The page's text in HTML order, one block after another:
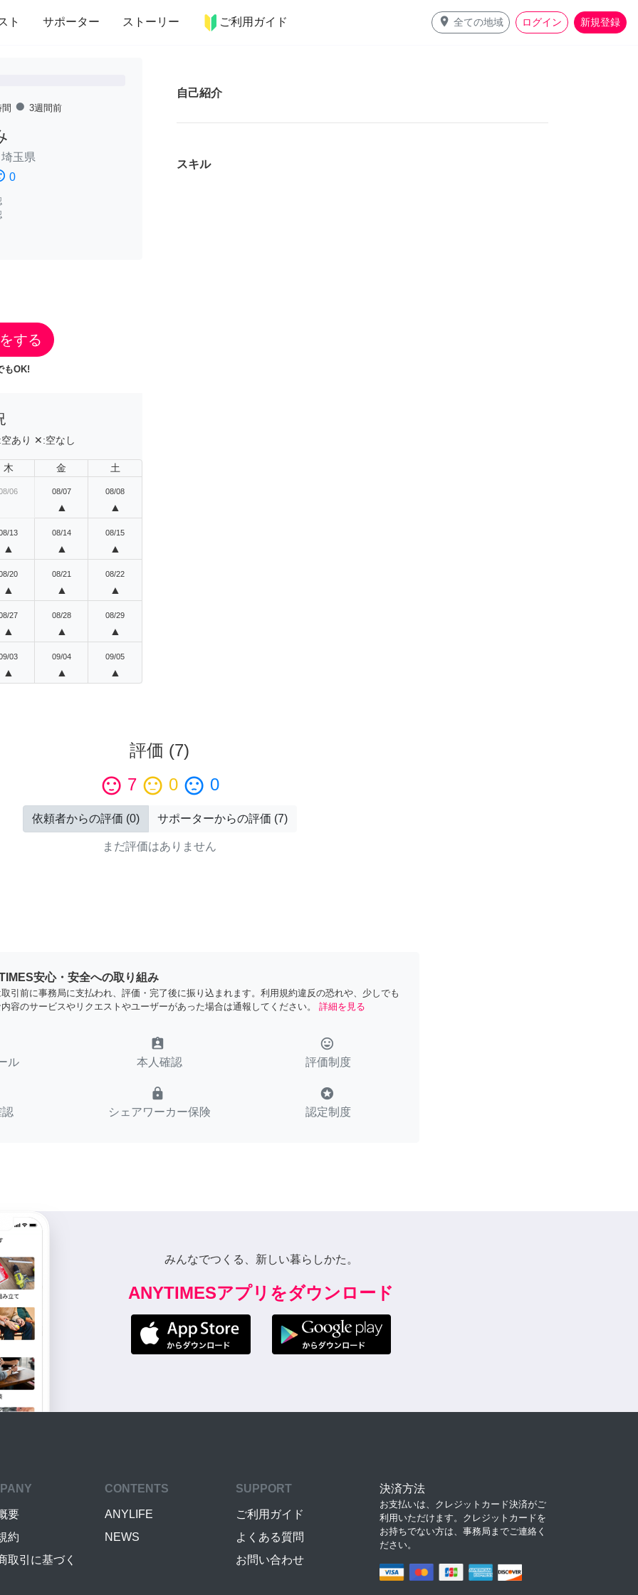
ト サポーター ストーリー ご利用ガイド place 全ての地域 ログイン 新規登録
インテリア 趣味・習い事 ペット 料理
fiber_manual_record 3週間前
埼玉県
0
する
もOK!
空あり ✕:空なし
木 金 土
06 08/07
▲
08/08
▲
13
▲
08/14
▲
08/15
▲
20
▲
08/21
▲
08/22
▲
27
▲
08/28
▲
08/29
▲
03
▲
09/04
▲
09/05
▲
自己紹介
スキル
評価 (7)
sentiment_satisfied 7 sentiment_neutral 0 sentiment_dissatisfied 0
依頼者からの評価 (0) サポーターからの評価 (7)
まだ評価はありません
安心・安全への取り組み
引前に事務局に支払われ、評価・完了後に振り込まれます。利用規約違反の恐れや、少しでも
容のサービスやリクエストやユーザーがあった場合は通報してください。
詳細を見る
ル
assignment_ind
本人確認
tag_faces
評価制度
lock
シェアワーカー保険
stars
認定制度
みんなでつくる、新しい暮らしかた。
ANYTIMESアプリをダウンロード
要
約
取引に基づく
CONTENTS
ANYLIFE
NEWS
SUPPORT
ご利用ガイド
よくある質問
お問い合わせ
決済方法
お支払いは、クレジットカード決済がご
利用いただけます。クレジットカードを
お持ちでない方は、事務局までご連絡く
ださい。